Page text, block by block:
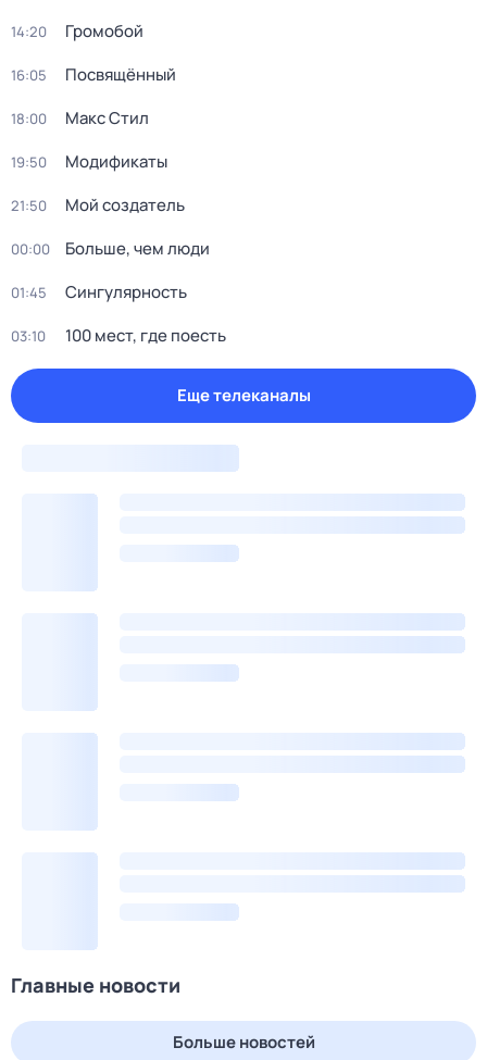
14:20 Громобой
16:05 Посвящённый
18:00 Макс Стил
19:50 Модификаты
21:50 Мой создатель
00:00 Больше, чем люди
01:45 Сингулярность
03:10 100 мест, где поесть
Еще телеканалы
Главные новости
Больше новостей